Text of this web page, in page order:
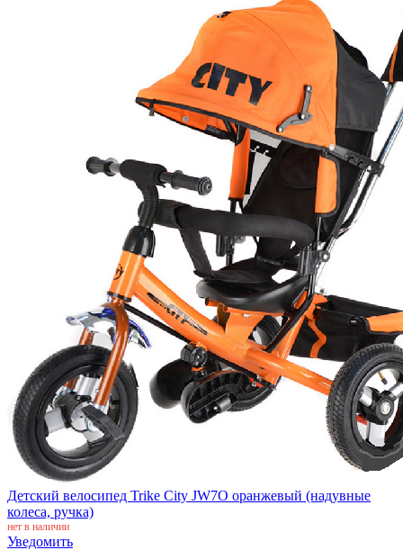
Детский велосипед Trike City JW7O оранжевый (надувные
колеса, ручка)
нет в наличии
Уведомить